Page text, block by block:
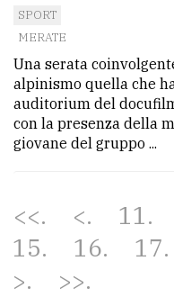
SPORT
MERATE
Una serata
alpinismo quella che
auditorium del
con la presenza della
giovane del gruppo ...
<< < 11
15
16 17
>
>>